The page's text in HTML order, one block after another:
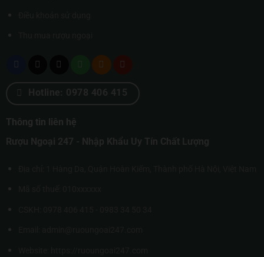
Hotline: 0978 406 415
Thông tin liên hệ
Rượu Ngoại 247 - Nhập Khẩu Uy Tín Chất Lượng